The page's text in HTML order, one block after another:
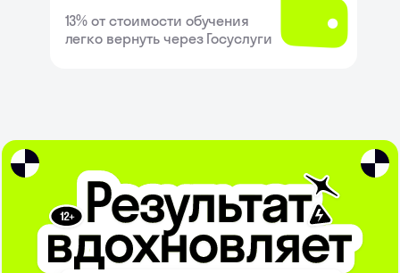
13% от стоимости обучения
легко вернуть через Госуслуги